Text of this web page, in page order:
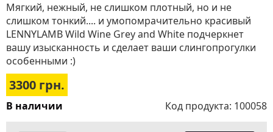
Мягкий, нежный, не слишком плотный, но и не
слишком тонкий.... и умопомрачительно красивый
LENNYLAMB Wild Wine Grey and White подчеркнет
вашу изысканность и сделает ваши слингопрогулки
особенными :)
3300 грн.
В наличии Код продукта: 100058